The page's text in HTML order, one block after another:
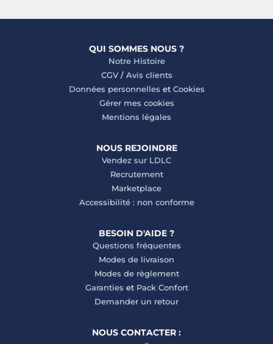
QUI SOMMES NOUS ?
Notre Histoire
CGV/ Avis clients
Données personnelles et Cookies
Gérer mes cookies
Mentions légales
NOUS REJOINDRE
Vendez sur LDLC
Recrutement
Marketplace
Accessibilité : non conforme
BESOIN D'AIDE ?
Questions fréquentes
Modes de livraison
Modes de règlement
Garanties et Pack Confort
Demander un retour
NOUS CONTACTER :